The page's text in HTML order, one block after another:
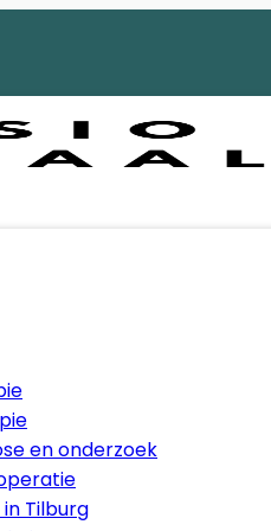
en onderzoek
Tilburg